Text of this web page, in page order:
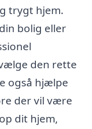
trygt hjem.
bolig eller
den rette
også hjælpe
der vil være
dit hjem,